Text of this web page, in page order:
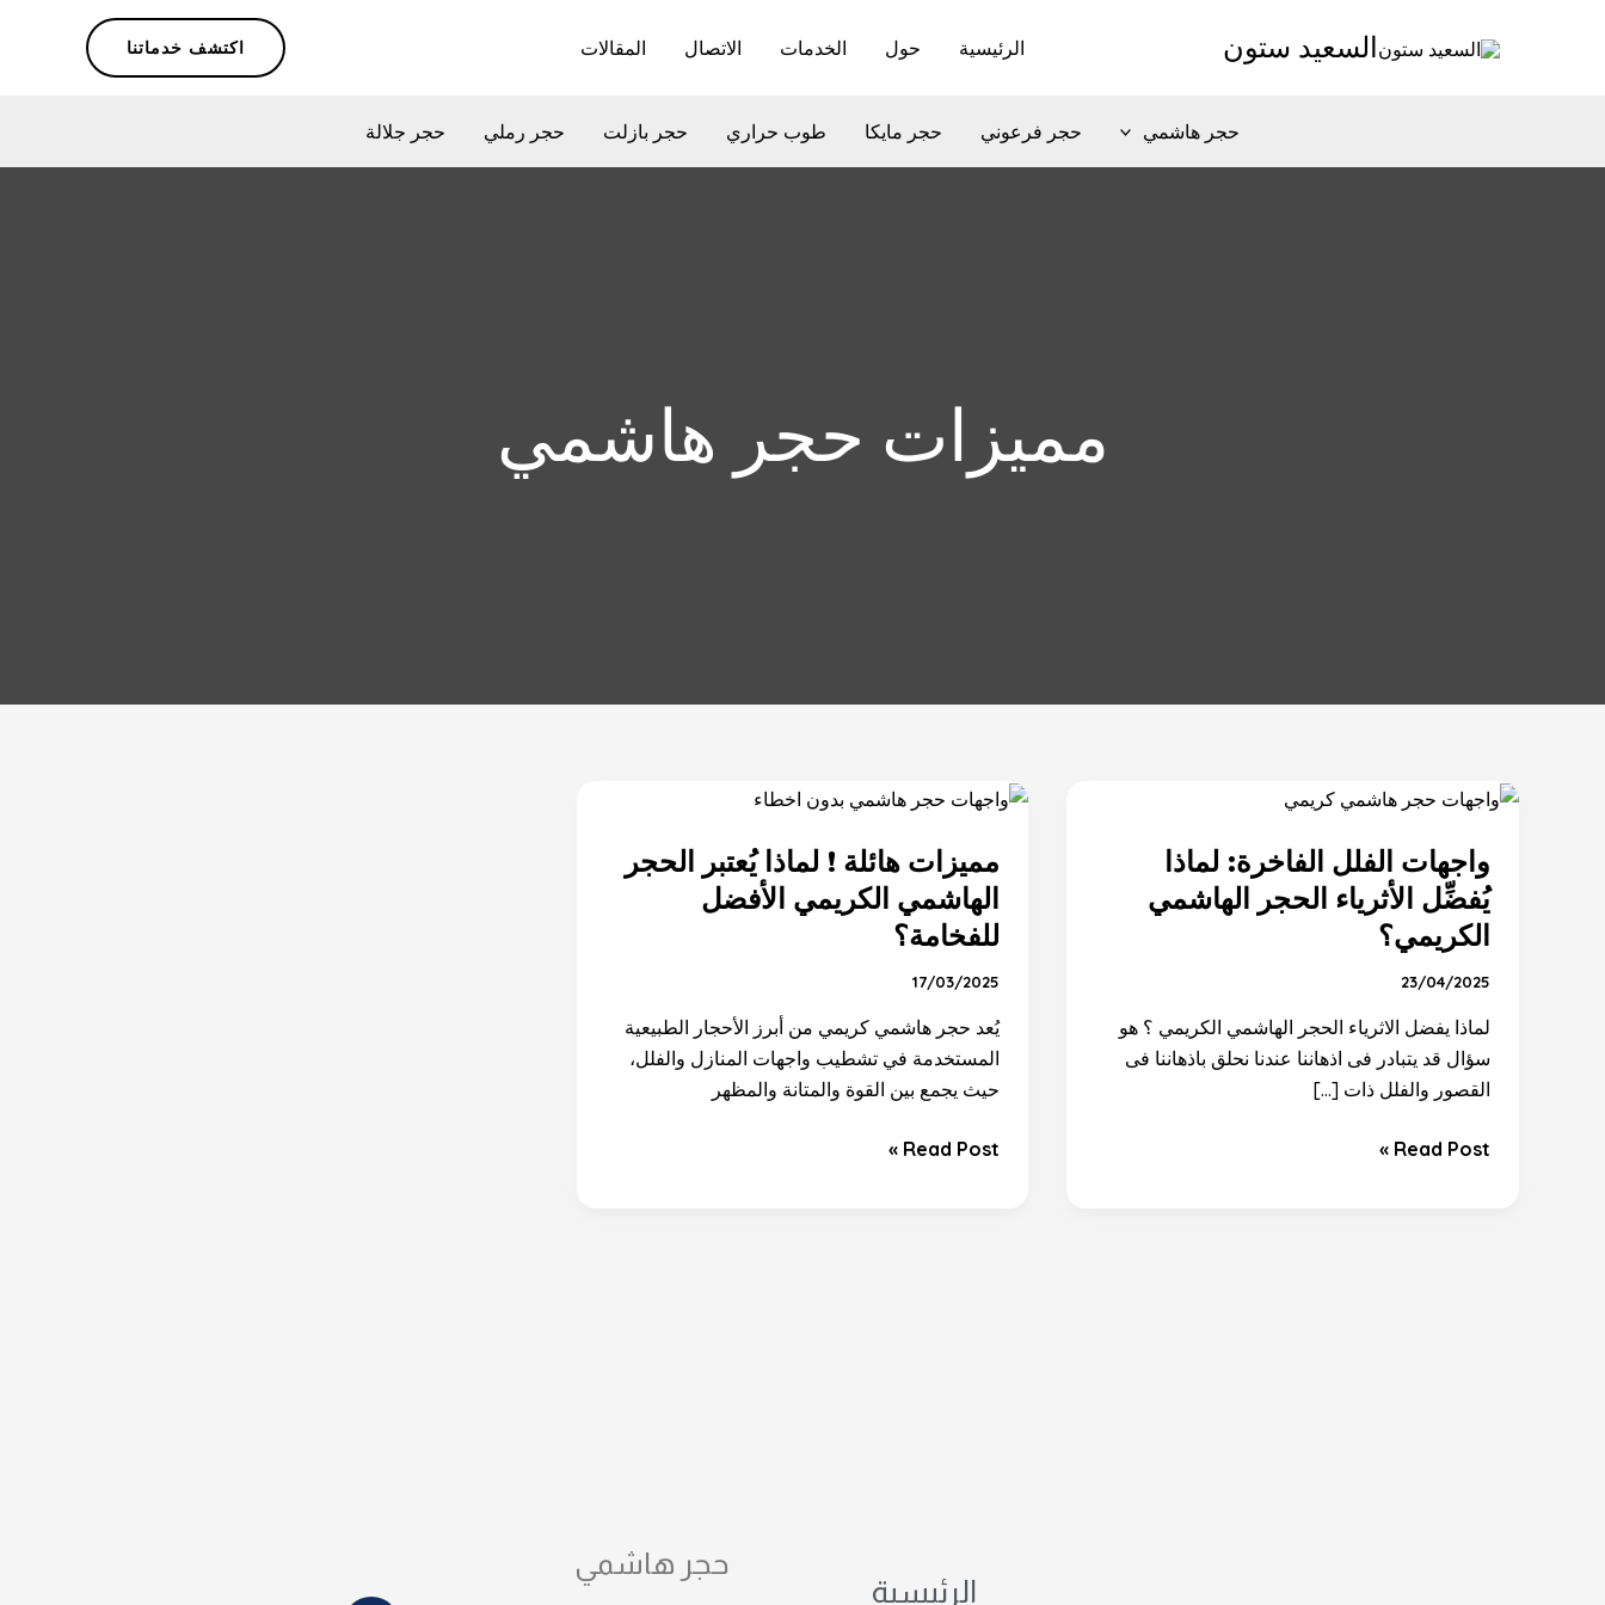
السعيد ستون الرئيسية حول الخدمات الاتصال المقالات اكتشف خدماتنا
حجر هاشمي حجر فرعوني حجر مايكا طوب حراري حجر بازلت حجر رملي حجر جلالة
مميزات حجر هاشمي
واجهات الفلل الفاخرة: لماذا
يُفضِّل الأثرياء الحجر الهاشمي
الكريمي؟
23/04/2025
لماذا يفضل الاثرياء الحجر الهاشمي الكريمي ؟ هو
سؤال قد يتبادر فى اذهاننا عندنا نحلق باذهاننا فى
القصور والفلل ذات […]
واجهات
الفاخرة:
لماذا
يُفضِّل
الأثرياء
الحجر
الهاشمي
الكريمي؟
Read Post »
مميزات هائلة ! لماذا يُعتبر الحجر
الهاشمي الكريمي الأفضل
للفخامة؟
17/03/2025
يُعد حجر هاشمي كريمي من أبرز الأحجار الطبيعية
المستخدمة في تشطيب واجهات المنازل والفلل،
حيث يجمع بين القوة والمتانة والمظهر
مميزات
!
لماذا
يُعتبر
الحجر
الهاشمي
الأفضل
Read Post »
الرئيسية
حجر هاشمي